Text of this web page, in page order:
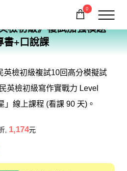
0
購物車
檢初級》複試加強模題
書+口說課
英檢初級複試10回高分模擬試
英檢初級寫作實戰力 Level
」線上課程 (看課 90 天)。
, 1,174元
點回饋辦法